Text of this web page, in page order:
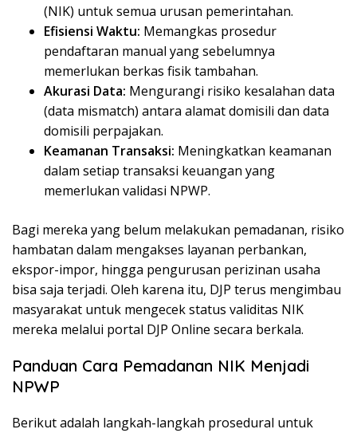
(NIK) untuk semua urusan pemerintahan.
Efisiensi Waktu: Memangkas prosedur
pendaftaran manual yang sebelumnya
memerlukan berkas fisik tambahan.
Akurasi Data: Mengurangi risiko kesalahan data
(data mismatch) antara alamat domisili dan data
domisili perpajakan.
Keamanan Transaksi: Meningkatkan keamanan
dalam setiap transaksi keuangan yang
memerlukan validasi NPWP.
Bagi mereka yang belum melakukan pemadanan, risiko
hambatan dalam mengakses layanan perbankan,
ekspor-impor, hingga pengurusan perizinan usaha
bisa saja terjadi. Oleh karena itu, DJP terus mengimbau
masyarakat untuk mengecek status validitas NIK
mereka melalui portal DJP Online secara berkala.
Panduan Cara Pemadanan NIK Menjadi
NPWP
Berikut adalah langkah-langkah prosedural untuk